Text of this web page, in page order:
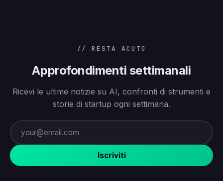
// RESTA ACUTO
Approfondimenti settimanali
Ricevi le ultime notizie su AI, confronti di strumenti e
storie di startup ogni settimana.
Iscriviti